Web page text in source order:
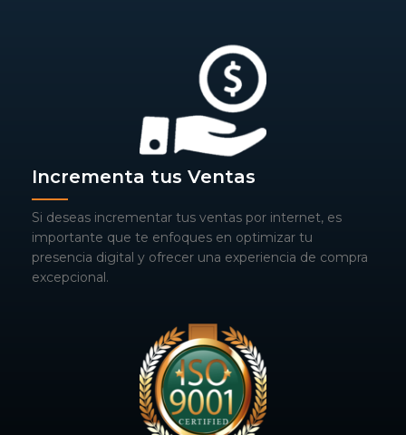
Incrementa tus Ventas
Si deseas incrementar tus ventas por internet, es
importante que te enfoques en optimizar tu
presencia digital y ofrecer una experiencia de compra
excepcional.